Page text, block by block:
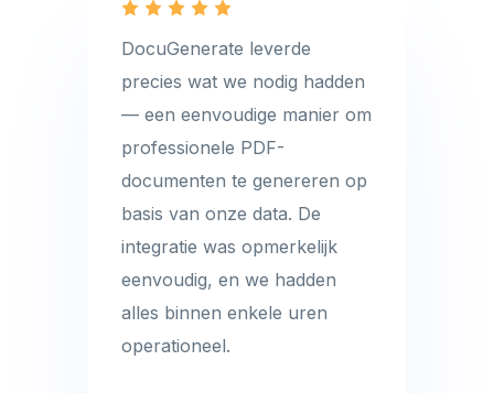
DocuGenerate leverde
precies wat we nodig hadden
— een eenvoudige manier om
professionele PDF-
documenten te genereren op
basis van onze data. De
integratie was opmerkelijk
eenvoudig, en we hadden
alles binnen enkele uren
operationeel.